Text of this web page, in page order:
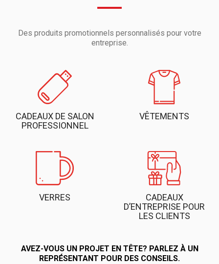
Des produits promotionnels personnalisés pour votre
entreprise.
CADEAUX DE SALON
PROFESSIONNEL
VÊTEMENTS
VERRES
CADEAUX
D’ENTREPRISE POUR
LES CLIENTS
AVEZ-VOUS UN PROJET EN TÊTE? PARLEZ À UN
REPRÉSENTANT POUR DES CONSEILS.